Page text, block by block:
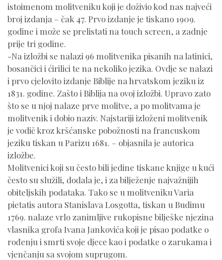
istoimenom molitveniku koji je doživio kod nas najveći
broj izdanja – čak 47. Prvo izdanje je tiskano 1909.
godine i može se prelistati na touch screen, a zadnje
prije tri godine.
-Na izložbi se nalazi 96 molitvenika pisanih na latinici,
bosančici i ćirilici te na nekoliko jezika. Ovdje se nalazi
i prvo cjelovito izdanje Biblije na hrvatskom jeziku iz
1831. godine. Zašto i Biblija na ovoj izložbi. Upravo zato
što se u njoj nalaze prve molitve, a po molitvama je
molitvenik i dobio naziv. Najstariji izloženi molitvenik
je vodič kroz kršćanske pobožnosti na francuskom
jeziku tiskan u Parizu 1681. – objasnila je autorica
izložbe.
Molitvenici koji su često bili jedine tiskane knjige u kući
često su služili, dodala je, i za bilježenje najvažnijih
obiteljskih podataka. Tako se u molitveniku Varia
pietatis autora Stanislava Losgotta, tiskan u Budimu
1769. nalaze vrlo zanimljive rukopisne bilješke njezina
vlasnika grofa Ivana Jankovića koji je pisao podatke o
rođenju i smrti svoje djece kao i podatke o zarukama i
vjenčanju sa svojom suprugom.